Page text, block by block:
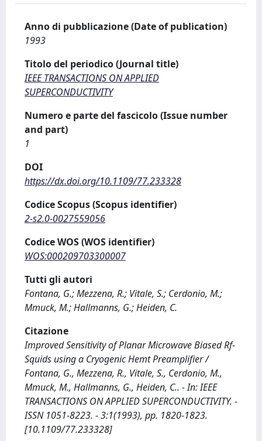
Anno di pubblicazione (Date of publication)
1993
Titolo del periodico (Journal title)
IEEE TRANSACTIONS ON APPLIED
SUPERCONDUCTIVITY
Numero e parte del fascicolo (Issue number
and part)
1
DOI
https://dx.doi.org/10.1109/77.233328
Codice Scopus (Scopus identifier)
2-s2.0-0027559056
Codice WOS (WOS identifier)
WOS:000209703300007
Tutti gli autori
Fontana, G.; Mezzena, R.; Vitale, S.; Cerdonio, M.;
Mmuck, M.; Hallmanns, G.; Heiden, C.
Citazione
Improved Sensitivity of Planar Microwave Biased Rf-
Squids using a Cryogenic Hemt Preamplifier /
Fontana, G., Mezzena, R., Vitale, S., Cerdonio, M.,
Mmuck, M., Hallmanns, G., Heiden, C.. - In: IEEE
TRANSACTIONS ON APPLIED SUPERCONDUCTIVITY. -
ISSN 1051-8223. - 3:1(1993), pp. 1820-1823.
[10.1109/77.233328]